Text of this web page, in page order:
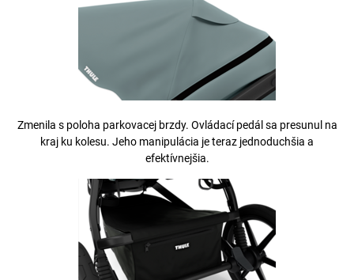
Zmenila s poloha parkovacej brzdy. Ovládací pedál sa presunul na
kraj ku kolesu. Jeho manipulácia je teraz jednoduchšia a
efektívnejšia.